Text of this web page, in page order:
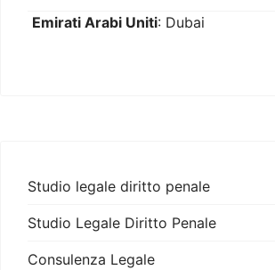
Emirati Arabi Uniti: Dubai
Studio legale diritto penale
Studio Legale Diritto Penale
Consulenza Legale